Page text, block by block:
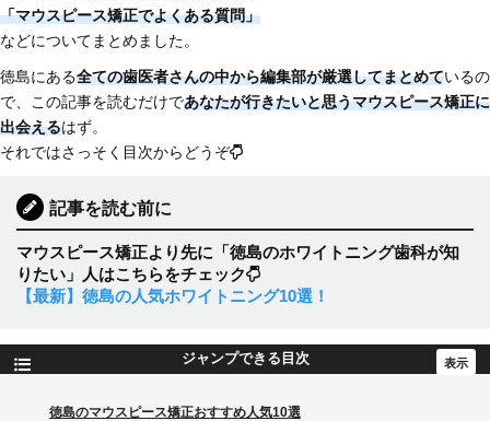
「マウスピース矯正でよくある質問」
などについてまとめました。
徳島にある全ての歯医者さんの中から編集部が厳選してまとめているの
で、この記事を読むだけであなたが行きたいと思うマウスピース矯正に
出会えるはず。
それではさっそく目次からどうぞ
記事を読む前に
マウスピース矯正より先に「徳島のホワイトニング歯科が知
りたい」人はこちらをチェック
【最新】徳島の人気ホワイトニング10選！
ジャンプできる目次
徳島のマウスピース矯正おすすめ人気10選